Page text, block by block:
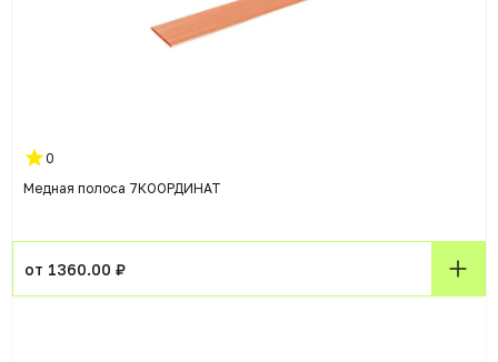
0
Медная полоса 7КООРДИНАТ
от 1360.00 ₽